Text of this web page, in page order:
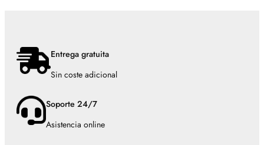
Entrega gratuita
Sin coste adicional
Soporte 24/7
Asistencia online